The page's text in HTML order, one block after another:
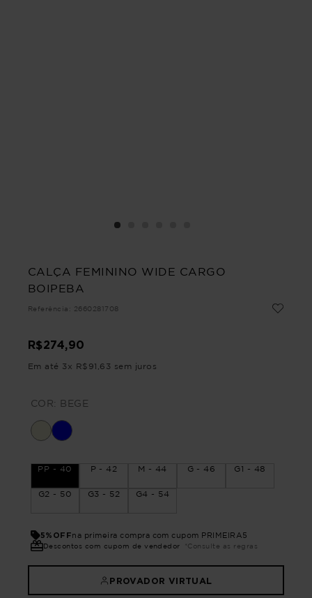
CALÇA FEMININO WIDE CARGO
BOIPEBA
Referência : 2660281708
R$274,90
Em até 3x R$ 91 63 sem juros
COR: BEGE
PP - 40 P - 42 M - 44 G - 46 G1 - 48
G2 - 50 G3 - 52 G4 - 54
5%OFFna primeira compra com cupom PRIMEIRA5
Descontos com cupom de vendedor *Consulte as regras
PROVADOR VIRTUAL